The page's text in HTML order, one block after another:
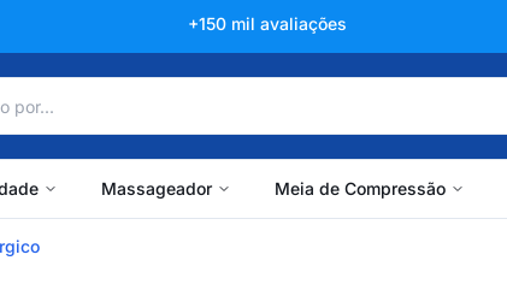
+150 mil avaliações
Massageador Meia de Compressão